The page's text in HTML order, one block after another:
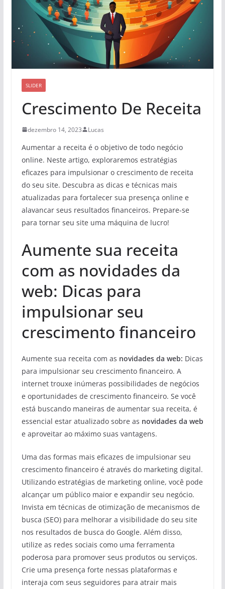
SLIDER
Crescimento De Receita
dezembro 14, 2023 Lucas
Aumentar a receita é o objetivo de todo negócio
online. Neste artigo, exploraremos estratégias
eficazes para impulsionar o crescimento de receita
do seu site. Descubra as dicas e técnicas mais
atualizadas para fortalecer sua presença online e
alavancar seus resultados financeiros. Prepare-se
para tornar seu site uma máquina de lucro!
Aumente sua receita
com as novidades da
web: Dicas para
impulsionar seu
crescimento financeiro
Aumente sua receita com as novidades da web: Dicas
para impulsionar seu crescimento financeiro. A
internet trouxe inúmeras possibilidades de negócios
e oportunidades de crescimento financeiro. Se você
está buscando maneiras de aumentar sua receita, é
essencial estar atualizado sobre as novidades da web
e aproveitar ao máximo suas vantagens.
Uma das formas mais eficazes de impulsionar seu
crescimento financeiro é através do marketing digital.
Utilizando estratégias de marketing online, você pode
alcançar um público maior e expandir seu negócio.
Invista em técnicas de otimização de mecanismos de
busca (SEO) para melhorar a visibilidade do seu site
nos resultados de busca do Google. Além disso,
utilize as redes sociais como uma ferramenta
poderosa para promover seus produtos ou serviços.
Crie uma presença forte nessas plataformas e
interaja com seus seguidores para atrair mais